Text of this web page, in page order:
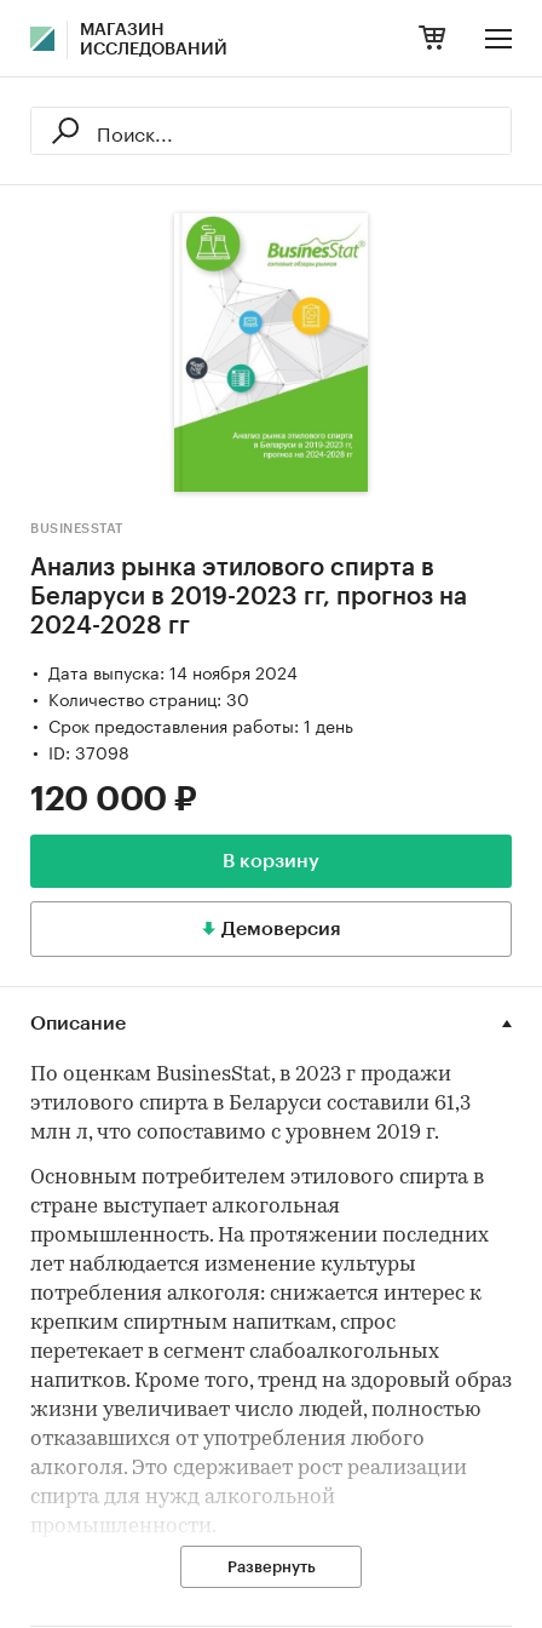
МАГАЗИН
ИССЛЕДОВАНИЙ
BUSINESSTAT
Анализ рынка этилового спирта в
Беларуси в 2019-2023 гг, прогноз на
2024-2028 гг
Дата выпуска: 14 ноября 2024
Количество страниц: 30
Срок предоставления работы: 1 день
ID: 37098
120 000 ₽
В корзину
Демоверсия
Описание
По оценкам ВusinesStat, в 2023 г продажи
этилового спирта в Беларуси составили 61,3
млн л, что сопоставимо с уровнем 2019 г.
Основным потребителем этилового спирта в
стране выступает алкогольная
промышленность. На протяжении последних
лет наблюдается изменение культуры
потребления алкоголя: снижается интерес к
крепким спиртным напиткам, спрос
перетекает в сегмент слабоалкогольных
напитков. Кроме того, тренд на здоровый образ
жизни увеличивает число людей, полностью
отказавшихся от употребления любого
алкоголя. Это сдерживает рост реализации
спирта для нужд алкогольной
промышленности.
В 2020-2021 гг увеличение продаж этилового
Развернуть